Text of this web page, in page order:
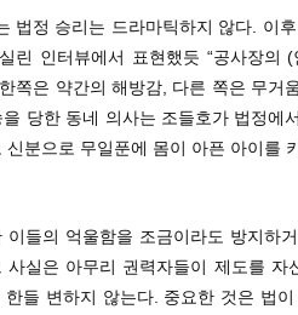
법정 승리는 드라마틱하지 않다. 이
린 인터뷰에서 표현했듯 “공사장의 (
쪽은 약간의 해방감, 다른 쪽은 무거
당한 동네 의사는 조들호가 법정에
분으로 무일푼에 몸이 아픈 아이를
들의 억울함을 조금이라도 방지하
실은 아무리 권력자들이 제도를 자
들 변하지 않는다. 중요한 것은 법